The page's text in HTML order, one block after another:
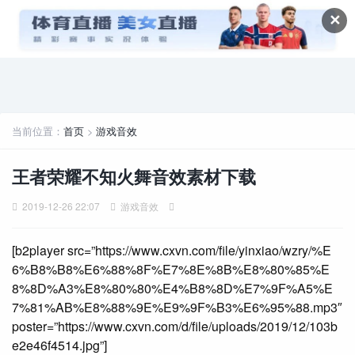
✕
当前位置： 首页 > 游戏音效
王者荣耀不知火舞音效素材下载
2019-12-26 22:07 游戏音效
[b2player src=”https://www.cxvn.com/file/yinxiao/wzry/%E
6%B8%B8%E6%88%8F%E7%8E%8B%E8%80%85%E
8%8D%A3%E8%80%80%E4%B8%8D%E7%9F%A5%E
7%81%AB%E8%88%9E%E9%9F%B3%E6%95%88.mp3″
poster=”https://www.cxvn.com/d/file/uploads/2019/12/103b
e2e46f4514.jpg”]